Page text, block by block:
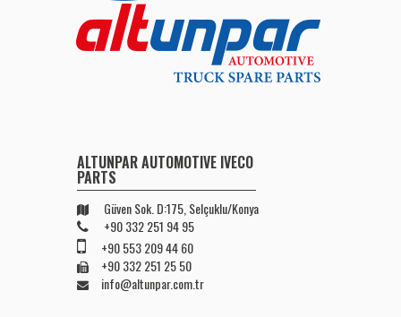
ALTUNPAR AUTOMOTIVE IVECO
PARTS
Güven Sok. D:175, Selçuklu/Konya
+90 332 251 94 95
+90 553 209 44 60
+90 332 251 25 50
info@altunpar.com.tr